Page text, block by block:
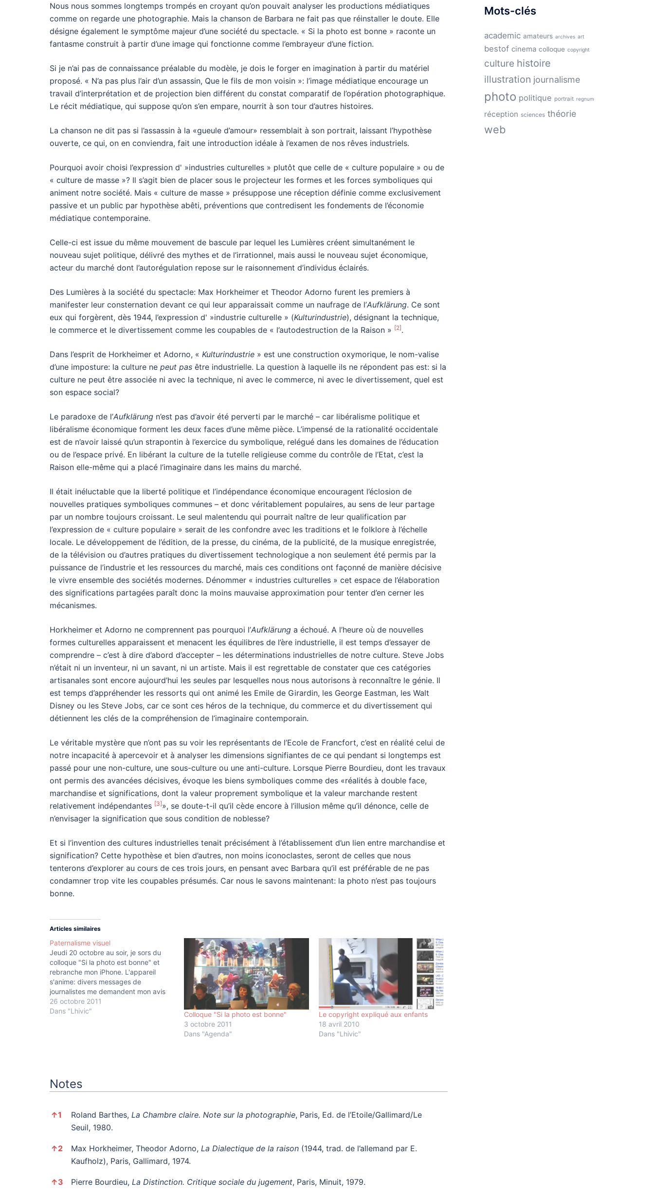
Nous nous sommes longtemps trompés en croyant qu’on pouvait analyser les productions médiatiques
comme on regarde une photographie. Mais la chanson de Barbara ne fait pas que réinstaller le doute. Elle
désigne également le symptôme majeur d’une société du spectacle. « Si la photo est bonne » raconte un
fantasme construit à partir d’une image qui fonctionne comme l’embrayeur d’une fiction.
Si je n’ai pas de connaissance préalable du modèle, je dois le forger en imagination à partir du matériel
proposé. « N’a pas plus l’air d’un assassin, Que le fils de mon voisin »: l’image médiatique encourage un
travail d’interprétation et de projection bien différent du constat comparatif de l’opération photographique.
Le récit médiatique, qui suppose qu’on s’en empare, nourrit à son tour d’autres histoires.
La chanson ne dit pas si l’assassin à la «gueule d’amour» ressemblait à son portrait, laissant l’hypothèse
ouverte, ce qui, on en conviendra, fait une introduction idéale à l’examen de nos rêves industriels.
Pourquoi avoir choisi l’expression d' »industries culturelles » plutôt que celle de « culture populaire » ou de
« culture de masse »? Il s’agit bien de placer sous le projecteur les formes et les forces symboliques qui
animent notre société. Mais « culture de masse » présuppose une réception définie comme exclusivement
passive et un public par hypothèse abêti, préventions que contredisent les fondements de l’économie
médiatique contemporaine.
Celle-ci est issue du même mouvement de bascule par lequel les Lumières créent simultanément le
nouveau sujet politique, délivré des mythes et de l’irrationnel, mais aussi le nouveau sujet économique,
acteur du marché dont l’autorégulation repose sur le raisonnement d’individus éclairés.
Des Lumières à la société du spectacle: Max Horkheimer et Theodor Adorno furent les premiers à
manifester leur consternation devant ce qui leur apparaissait comme un naufrage de l’Aufklärung. Ce sont
eux qui forgèrent, dès 1944, l’expression d' »industrie culturelle » (Kulturindustrie), désignant la technique,
le commerce et le divertissement comme les coupables de « l’autodestruction de la Raison » [2].
Dans l’esprit de Horkheimer et Adorno, « Kulturindustrie » est une construction oxymorique, le nom-valise
d’une imposture: la culture ne peut pas être industrielle. La question à laquelle ils ne répondent pas est: si la
culture ne peut être associée ni avec la technique, ni avec le commerce, ni avec le divertissement, quel est
son espace social?
Le paradoxe de l’Aufklärung n’est pas d’avoir été perverti par le marché – car libéralisme politique et
libéralisme économique forment les deux faces d’une même pièce. L’impensé de la rationalité occidentale
est de n’avoir laissé qu’un strapontin à l’exercice du symbolique, relégué dans les domaines de l’éducation
ou de l’espace privé. En libérant la culture de la tutelle religieuse comme du contrôle de l’Etat, c’est la
Raison elle-même qui a placé l’imaginaire dans les mains du marché.
Il était inéluctable que la liberté politique et l’indépendance économique encouragent l’éclosion de
nouvelles pratiques symboliques communes – et donc véritablement populaires, au sens de leur partage
par un nombre toujours croissant. Le seul malentendu qui pourrait naître de leur qualification par
l’expression de « culture populaire » serait de les confondre avec les traditions et le folklore à l’échelle
locale. Le développement de l’édition, de la presse, du cinéma, de la publicité, de la musique enregistrée,
de la télévision ou d’autres pratiques du divertissement technologique a non seulement été permis par la
puissance de l’industrie et les ressources du marché, mais ces conditions ont façonné de manière décisive
le vivre ensemble des sociétés modernes. Dénommer « industries culturelles » cet espace de l’élaboration
des significations partagées paraît donc la moins mauvaise approximation pour tenter d’en cerner les
mécanismes.
Horkheimer et Adorno ne comprennent pas pourquoi l’Aufklärung a échoué. A l’heure où de nouvelles
formes culturelles apparaissent et menacent les équilibres de l’ère industrielle, il est temps d’essayer de
comprendre – c’est à dire d’abord d’accepter – les déterminations industrielles de notre culture. Steve Jobs
n’était ni un inventeur, ni un savant, ni un artiste. Mais il est regrettable de constater que ces catégories
artisanales sont encore aujourd’hui les seules par lesquelles nous nous autorisons à reconnaître le génie. Il
est temps d’appréhender les ressorts qui ont animé les Emile de Girardin, les George Eastman, les Walt
Disney ou les Steve Jobs, car ce sont ces héros de la technique, du commerce et du divertissement qui
détiennent les clés de la compréhension de l’imaginaire contemporain.
Le véritable mystère que n’ont pas su voir les représentants de l’Ecole de Francfort, c’est en réalité celui de
notre incapacité à apercevoir et à analyser les dimensions signifiantes de ce qui pendant si longtemps est
passé pour une non-culture, une sous-culture ou une anti-culture. Lorsque Pierre Bourdieu, dont les travaux
ont permis des avancées décisives, évoque les biens symboliques comme des «réalités à double face,
marchandise et significations, dont la valeur proprement symbolique et la valeur marchande restent
relativement indépendantes [3]», se doute-t-il qu’il cède encore à l’illusion même qu’il dénonce, celle de
n’envisager la signification que sous condition de noblesse?
Et si l’invention des cultures industrielles tenait précisément à l’établissement d’un lien entre marchandise et
signification? Cette hypothèse et bien d’autres, non moins iconoclastes, seront de celles que nous
tenterons d’explorer au cours de ces trois jours, en pensant avec Barbara qu’il est préférable de ne pas
condamner trop vite les coupables présumés. Car nous le savons maintenant: la photo n’est pas toujours
bonne.
Articles similaires
Paternalisme visuel
Jeudi 20 octobre au soir, je sors du
colloque "Si la photo est bonne" et
rebranche mon iPhone. L'appareil
s'anime: divers messages de
journalistes me demandent mon avis
sur les images de la mort de Khadafi.
Que j'apprends par ce biais. Je
26 octobre 2011
Dans "Lhivic"
Colloque "Si la photo est bonne"
3 octobre 2011
Dans "Agenda"
Le copyright expliqué aux enfants
18 avril 2010
Dans "Lhivic"
Notes
↑1 Roland Barthes, La Chambre claire. Note sur la photographie, Paris, Ed. de l’Etoile/Gallimard/Le
Seuil, 1980.
↑2 Max Horkheimer, Theodor Adorno, La Dialectique de la raison (1944, trad. de l’allemand par E.
Kaufholz), Paris, Gallimard, 1974.
↑3 Pierre Bourdieu, La Distinction. Critique sociale du jugement, Paris, Minuit, 1979.
Mots-clés
academic amateurs archives art
bestof cinema colloque copyright
culture histoire
illustration journalisme
photo politique portrait regnum
réception sciences théorie
web